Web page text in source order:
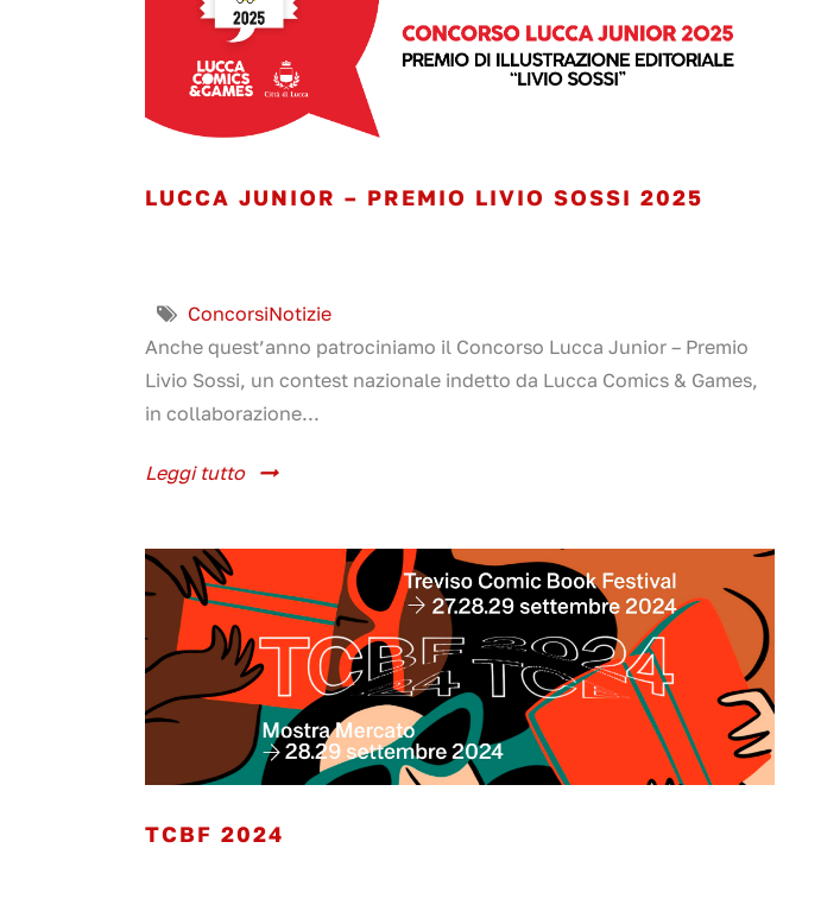
LUCCA JUNIOR – PREMIO LIVIO SOSSI 2025
ConcorsiNotizie
Anche quest’anno patrociniamo il Concorso Lucca Junior – Premio
Livio Sossi, un contest nazionale indetto da Lucca Comics & Games,
in collaborazione...
Leggi tutto
TCBF 2024